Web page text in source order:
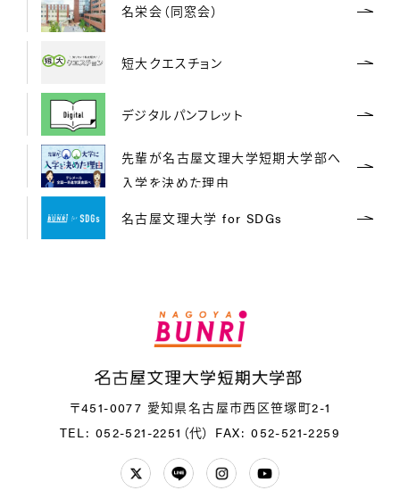
名栄会（同窓会）
短大クエスチョン
デジタルパンフレット
先輩が名古屋文理大学短期大学部へ
入学を決めた理由
名古屋文理大学 for SDGs
〒451-0077 愛知県名古屋市西区笹塚町2-1
TEL: 052-521-2251（代） FAX: 052-521-2259